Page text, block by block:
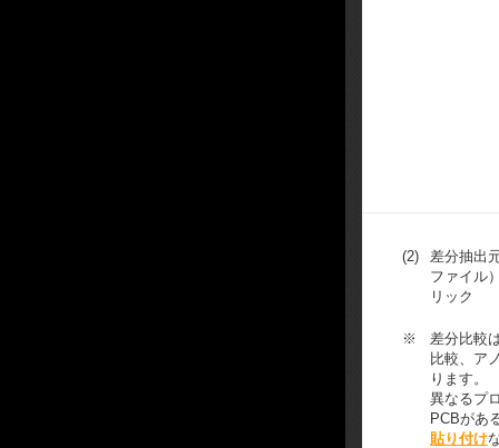
(2)
差分抽出
ファイル
リック
※
差分比較
比較、ア
ります。
異なるプ
PCBがあ
貼り付け